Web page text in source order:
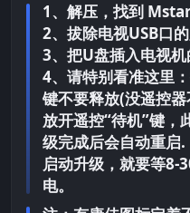
1、解压，找到
2、拔除电视USB口
3、把U盘插入电视机
4、请特别看准这里
键不要释放(没遥控
放开遥控“待机”键，
级完成后会自动重启.
启动升级，就要等8-
电。